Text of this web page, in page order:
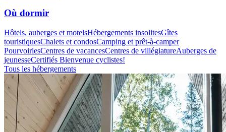
Où dormir
Hôtels, auberges et motelsHébergements insolitesGîtes
touristiquesChalets et condosCamping et prêt-à-camper
PourvoiriesCentres de vacancesCentres de villégiatureAuberges de
jeunesseCertifiés Bienvenue cyclistes!
Tous les hébergements